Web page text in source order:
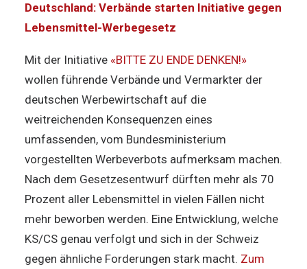
Deutschland: Verbände starten Initiative gegen
Lebensmittel-Werbegesetz
Mit der Initiative «BITTE ZU ENDE DENKEN!»
wollen führende Verbände und Vermarkter der
deutschen Werbewirtschaft auf die
weitreichenden Konsequenzen eines
umfassenden, vom Bundesministerium
vorgestellten Werbeverbots aufmerksam machen.
Nach dem Gesetzesentwurf dürften mehr als 70
Prozent aller Lebensmittel in vielen Fällen nicht
mehr beworben werden. Eine Entwicklung, welche
KS/CS genau verfolgt und sich in der Schweiz
gegen ähnliche Forderungen stark macht. Zum